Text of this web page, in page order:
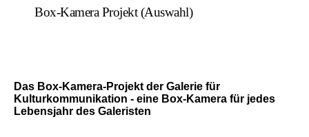
Box-Kamera Projekt (Auswahl)
Das Box-Kamera-Projekt der Galerie für
Kulturkommunikation - eine Box-Kamera für jedes
Lebensjahr des Galeristen